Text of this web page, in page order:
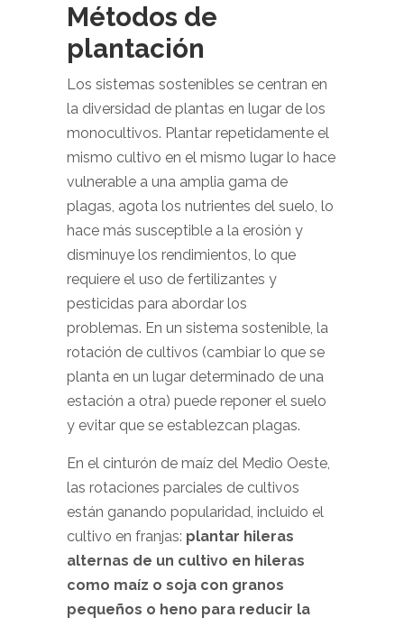
Métodos de
plantación
Los sistemas sostenibles se centran en
la diversidad de plantas en lugar de los
monocultivos. Plantar repetidamente el
mismo cultivo en el mismo lugar lo hace
vulnerable a una amplia gama de
plagas, agota los nutrientes del suelo, lo
hace más susceptible a la erosión y
disminuye los rendimientos, lo que
requiere el uso de fertilizantes y
pesticidas para abordar los
problemas. En un sistema sostenible, la
rotación de cultivos (cambiar lo que se
planta en un lugar determinado de una
estación a otra) puede reponer el suelo
y evitar que se establezcan plagas.
En el cinturón de maíz del Medio Oeste,
las rotaciones parciales de cultivos
están ganando popularidad, incluido el
cultivo en franjas: plantar hileras
alternas de un cultivo en hileras
como maíz o soja con granos
pequeños o heno para reducir la